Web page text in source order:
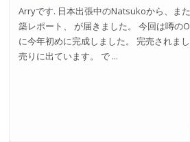
Arryです. 日本出張中のNatsukoから、ま
築レポート、 が届きました。 今回は噂の
に今年初めに完成しました。 完売されま
売りに出ています。 で ...